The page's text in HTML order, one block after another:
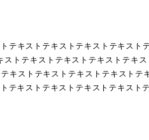
テキストテキストテキストテキス
ストテキストテキストテキストテキ
キストテキストテキストテキスト
テキストテキストテキストテキスト